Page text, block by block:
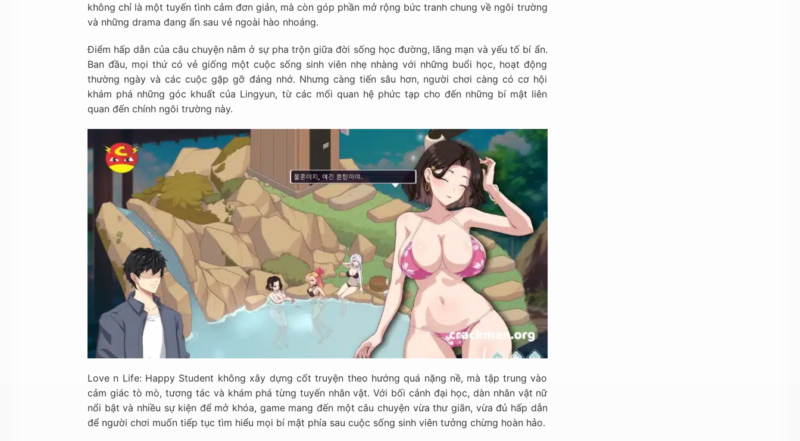
không chỉ là một tuyến tình cảm đơn giản, mà còn góp phần mở rộng bức tranh chung về ngôi trường
và những drama đang ẩn sau vẻ ngoài hào nhoáng.
Điểm hấp dẫn của câu chuyện nằm ở sự pha trộn giữa đời sống học đường, lãng mạn và yếu tố bí ẩn.
Ban đầu, mọi thứ có vẻ giống một cuộc sống sinh viên nhẹ nhàng với những buổi học, hoạt động
thường ngày và các cuộc gặp gỡ đáng nhớ. Nhưng càng tiến sâu hơn, người chơi càng có cơ hội
khám phá những góc khuất của Lingyun, từ các mối quan hệ phức tạp cho đến những bí mật liên
quan đến chính ngôi trường này.
Love n Life: Happy Student không xây dựng cốt truyện theo hướng quá nặng nề, mà tập trung vào
cảm giác tò mò, tương tác và khám phá từng tuyến nhân vật. Với bối cảnh đại học, dàn nhân vật nữ
nổi bật và nhiều sự kiện để mở khóa, game mang đến một câu chuyện vừa thư giãn, vừa đủ hấp dẫn
để người chơi muốn tiếp tục tìm hiểu mọi bí mật phía sau cuộc sống sinh viên tưởng chừng hoàn hảo.